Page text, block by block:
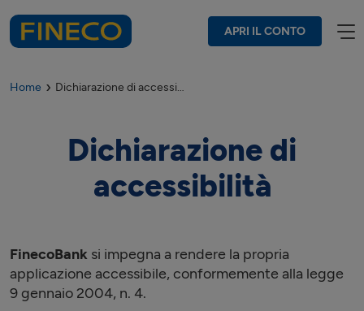
APRI IL CONTO
Home Dichiarazione di accessibilità App Fineco Android
Dichiarazione di
accessibilità
FinecoBank si impegna a rendere la propria
applicazione accessibile, conformemente alla legge
9 gennaio 2004, n. 4.